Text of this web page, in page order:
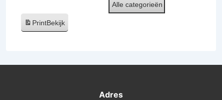
Alle categorieën
PrintBekijk
Adres